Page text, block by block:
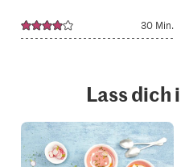
30 Min.
Lass dich